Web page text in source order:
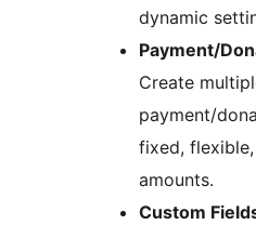
dynamic
Payment/
Create
payment/
fixed,
amounts.
Custom